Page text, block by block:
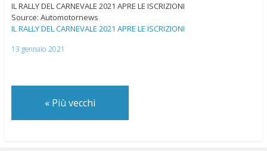
IL RALLY DEL CARNEVALE 2021 APRE LE ISCRIZIONI
Source: Automotornews
IL RALLY DEL CARNEVALE 2021 APRE LE ISCRIZIONI
13 gennaio 2021
«Più vecchi